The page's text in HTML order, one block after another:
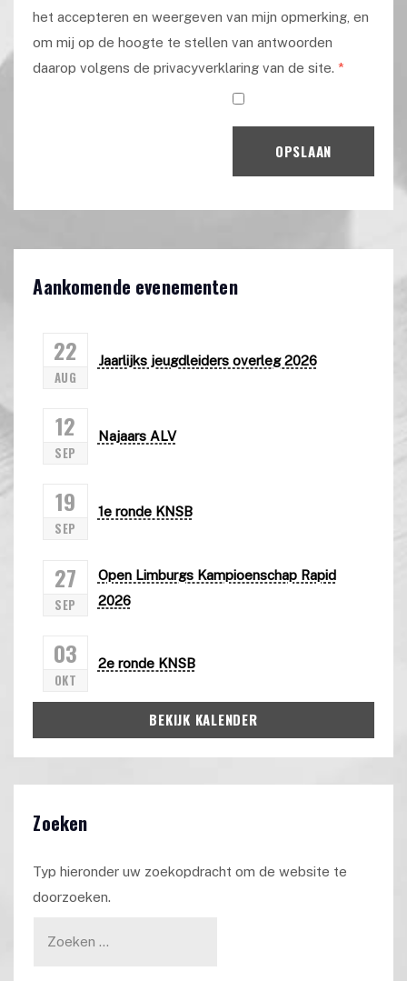
het accepteren en weergeven van mijn opmerking, en
om mij op de hoogte te stellen van antwoorden
daarop volgens de privacyverklaring van de site. *
OPSLAAN
Aankomende evenementen
22
AUG
Jaarlijks jeugdleiders overleg 2026
12
SEP
Najaars ALV
19
SEP
1e ronde KNSB
27
SEP
Open Limburgs Kampioenschap Rapid
2026
03
OKT
2e ronde KNSB
BEKIJK KALENDER
Zoeken
Typ hieronder uw zoekopdracht om de website te
doorzoeken.